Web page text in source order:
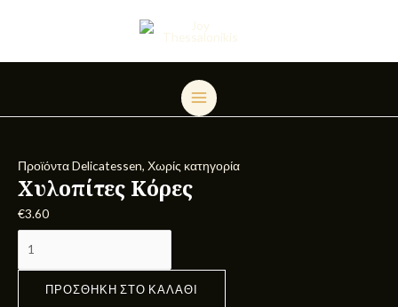
MAIN
Προϊόντα Delicatessen, Χωρίς κατηγορία
Χυλοπίτες Κόρες
€3.60
ΠΡΟΣΘΉΚΗ ΣΤΟ ΚΑΛΆΘΙ